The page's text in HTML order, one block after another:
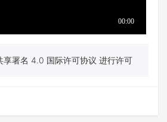
享署名 4.0 国际许可协议 进行许可